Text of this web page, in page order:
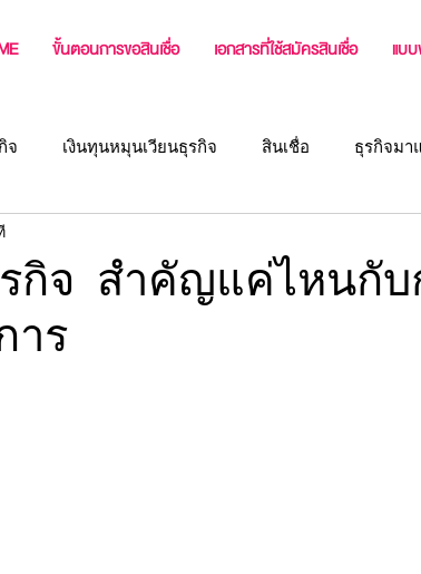
ขั้นตอนการขอสินเชื่อ เอกสารที่ใช้สมัครสินเชื่อ แบ
จ เงินทุนหมุนเวียนธุรกิจ สินเชื่อ ธุรกิจมา
เงินทุนผู้ประกอบการ
หรือ เงินทุนสำหรับธุ
กิจ สำคัญแค่ไหนกับ
าร